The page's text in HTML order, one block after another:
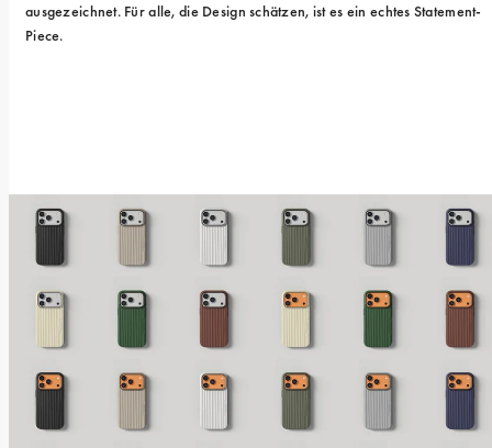
ausgezeichnet. Für alle, die Design schätzen, ist es ein echtes Statement-
Piece.